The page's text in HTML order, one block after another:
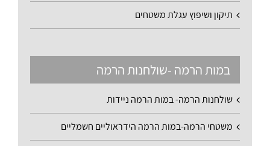
תיקון ושיפוץ עגלת משטחים
במות הרמה -שולחנות הרמה
שולחנות הרמה- במות הרמה ניידות
משטחי הרמה-במות הרמה הידראוליים חשמליים